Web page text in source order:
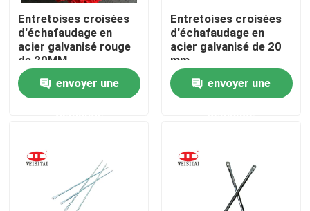
Maison
Produits
A propos de nous
Contrôle de qualité
Entretoises croisées
d'échafaudage en
acier galvanisé rouge
de 20MM
envoyer une
Entretoises croisées
d'échafaudage en
acier galvanisé de 20
mm
envoyer une